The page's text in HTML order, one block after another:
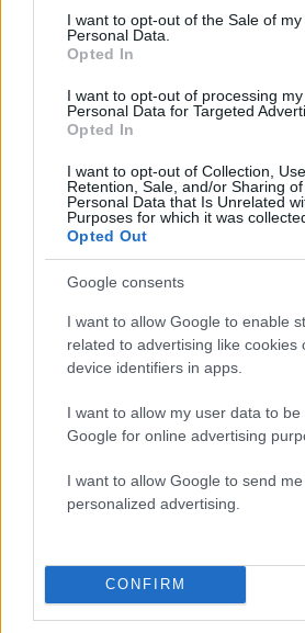
consent section.
I want to opt-out of the Sale of my
Personal Data.
Opted In
I want to opt-out of processing my
Personal Data for Targeted
Opted In
I want to opt-out of Collection, Use,
Retention, Sale, and/or Sharing
Personal Data that Is Unrelated
Purposes for which it was
Opted Out
Google consents
I want to allow Google to enable
related to advertising like cookies
device identifiers in apps.
I want to allow my user data to be
Google for online advertising
I want to allow Google to send me
personalized advertising.
CONFIRM
Σχόλια
Σχολίασε
Marfin: «Δεν υπάρχει
ταυτοποίηση» λέει ο
δικηγόρος της 46χρονης –
Η ξανθιά κοτσίδα και η
εξέταση του 2022 για την